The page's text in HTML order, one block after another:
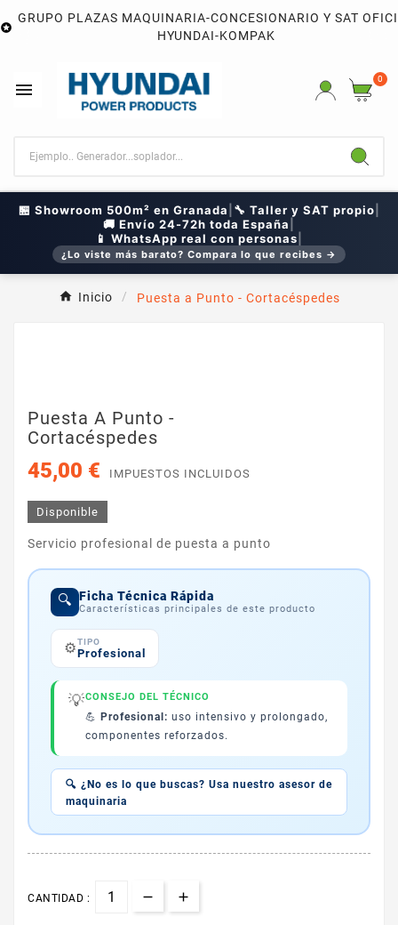

GRUPO PLAZAS MAQUINARIA-CONCESIONARIO Y SAT
HYUNDAI-KOMPAK

0
🏪 Showroom 500m² en Granada 🔧 Taller y SAT propio
🚚 Envío 24-72h toda España
📱 WhatsApp real con personas
¿Lo viste más barato? Compara lo que recibes →
Inicio Puesta a Punto - Cortacéspedes
Puesta A Punto -
Cortacéspedes
45,00 € IMPUESTOS INCLUIDOS
Disponible
Servicio profesional de puesta a punto
🔍 Ficha Técnica Rápida
Características principales de este producto
⚙️TIPO
Profesional
💡CONSEJO DEL TÉCNICO
💪 Profesional: uso intensivo y prolongado,
componentes reforzados.
🔍 ¿No es lo que buscas? Usa nuestro asesor de
maquinaria
CANTIDAD :